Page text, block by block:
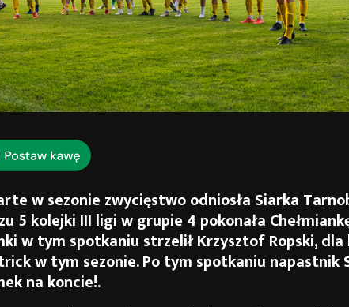
w sezonie zwycięstwo odniosła Siarka
5 kolejki III ligi w grupie 4 pokonała
w tym spotkaniu strzelił Krzysztof Ropski,
w tym sezonie. Po tym spotkaniu napastnik
na koncie!.